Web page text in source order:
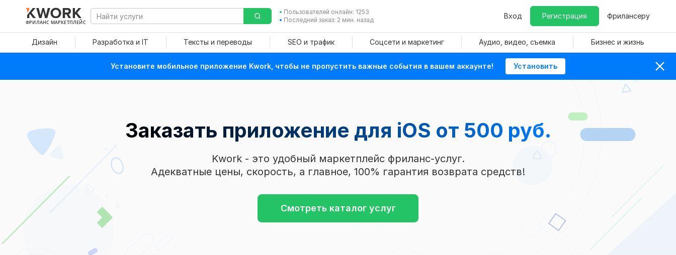
ФРИЛАНС МАРКЕТПЛЕЙС
Пользователей онлайн: 1253
Последний заказ: 2 мин. назад
Вход Регистрация Фрилансеру
Дизайн Разработка и IT Тексты и переводы SEO и трафик Соцсети и маркетинг Аудио, видео, съемка Бизнес и жизнь
Установите мобильное приложение Kwork, чтобы не пропустить важные события в вашем аккаунте! Установить
Заказать приложение для iOS от 500 руб.
Kwork - это удобный маркетплейс фриланс-услуг.
Адекватные цены, скорость, а главное, 100% гарантия возврата средств!
Смотреть каталог услуг